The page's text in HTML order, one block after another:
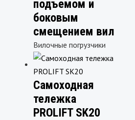
подъемом и
боковым
смещением вил
Вилочные погрузчики
Самоходная
тележка
PROLIFT SK20